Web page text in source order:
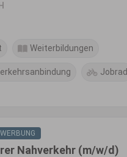
Weiterbildungen
Jobrad
Nahverkehr (m/w/d)